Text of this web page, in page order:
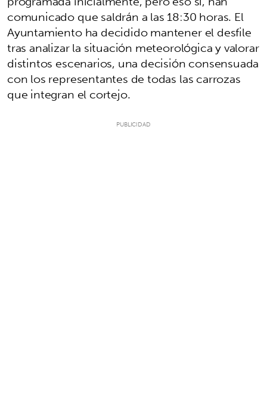
comunicado que saldrán a las 18:30 horas. El
Ayuntamiento ha decidido mantener el desfile
tras analizar la situación meteorológica y valorar
distintos escenarios, una decisión consensuada
con los representantes de todas las carrozas
que integran el cortejo.